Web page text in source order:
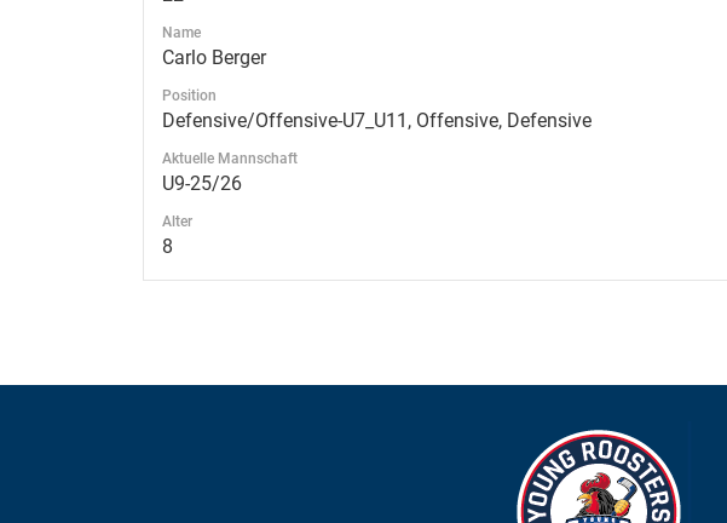
Name
Carlo Berger
Position
Defensive/Offensive-U7_U11, Offensive, Defensive
Aktuelle Mannschaft
U9-25/26
Alter
8